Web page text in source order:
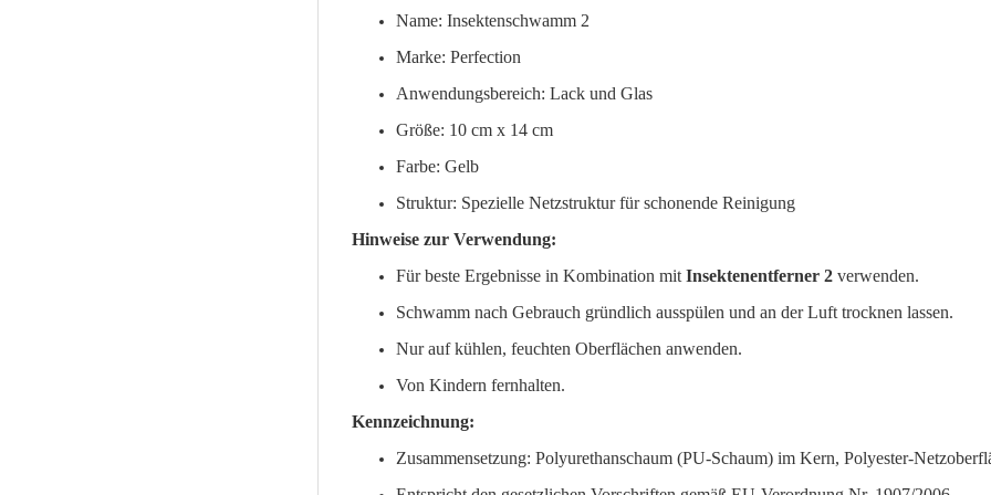
Name: Insektenschwamm 2
Marke: Perfection
Anwendungsbereich: Lack und Glas
Größe: 10 cm x 14 cm
Farbe: Gelb
Struktur: Spezielle Netzstruktur für schonende Reinigung
Hinweise zur Verwendung:
Für beste Ergebnisse in Kombination mit Insektenentferner 2 verwenden.
Schwamm nach Gebrauch gründlich ausspülen und an der Luft trocknen lassen.
Nur auf kühlen, feuchten Oberflächen anwenden.
Von Kindern fernhalten.
Kennzeichnung:
Zusammensetzung: Polyurethanschaum (PU-Schaum) im Kern, Polyester-